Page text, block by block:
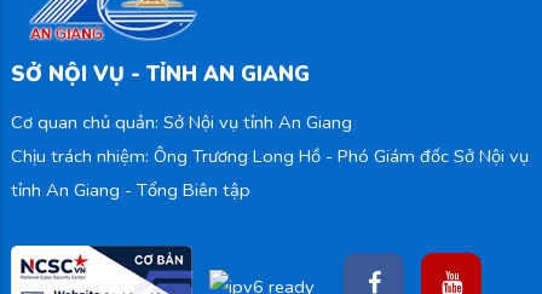
SỞ NỘI VỤ - TỈNH AN GIANG
Cơ quan chủ quản: Sở Nội vụ tỉnh An Giang
Chịu trách nhiệm: Ông Trương Long Hồ - Phó Giám đốc Sở Nội vụ
tỉnh An Giang - Tổng Biên tập